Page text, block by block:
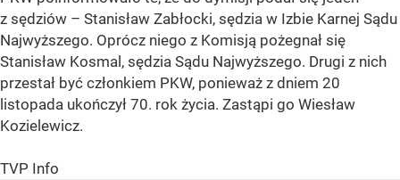
z sędziów – Stanisław Zabłocki, sędzia w Izbie Karnej Sądu
Najwyższego. Oprócz niego z Komisją pożegnał się
Stanisław Kosmal, sędzia Sądu Najwyższego. Drugi z nich
przestał być członkiem PKW, ponieważ z dniem 20
listopada ukończył 70. rok życia. Zastąpi go Wiesław
Kozielewicz.
TVP Info